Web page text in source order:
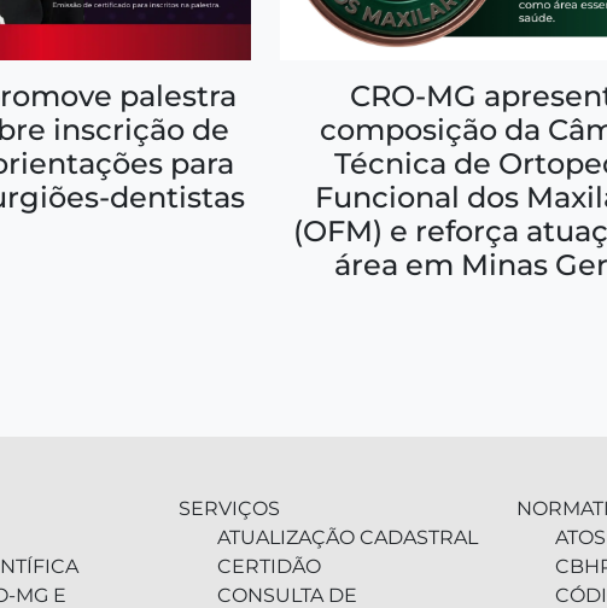
palestra
inscrição de
para
dentistas
CRO-MG
composição da
Técnica de
Funcional dos
(OFM) e reforça
área em Minas
MG E
SERVIÇOS
ATUALIZAÇÃO CADASTRAL
CERTIDÃO
CONSULTA DE